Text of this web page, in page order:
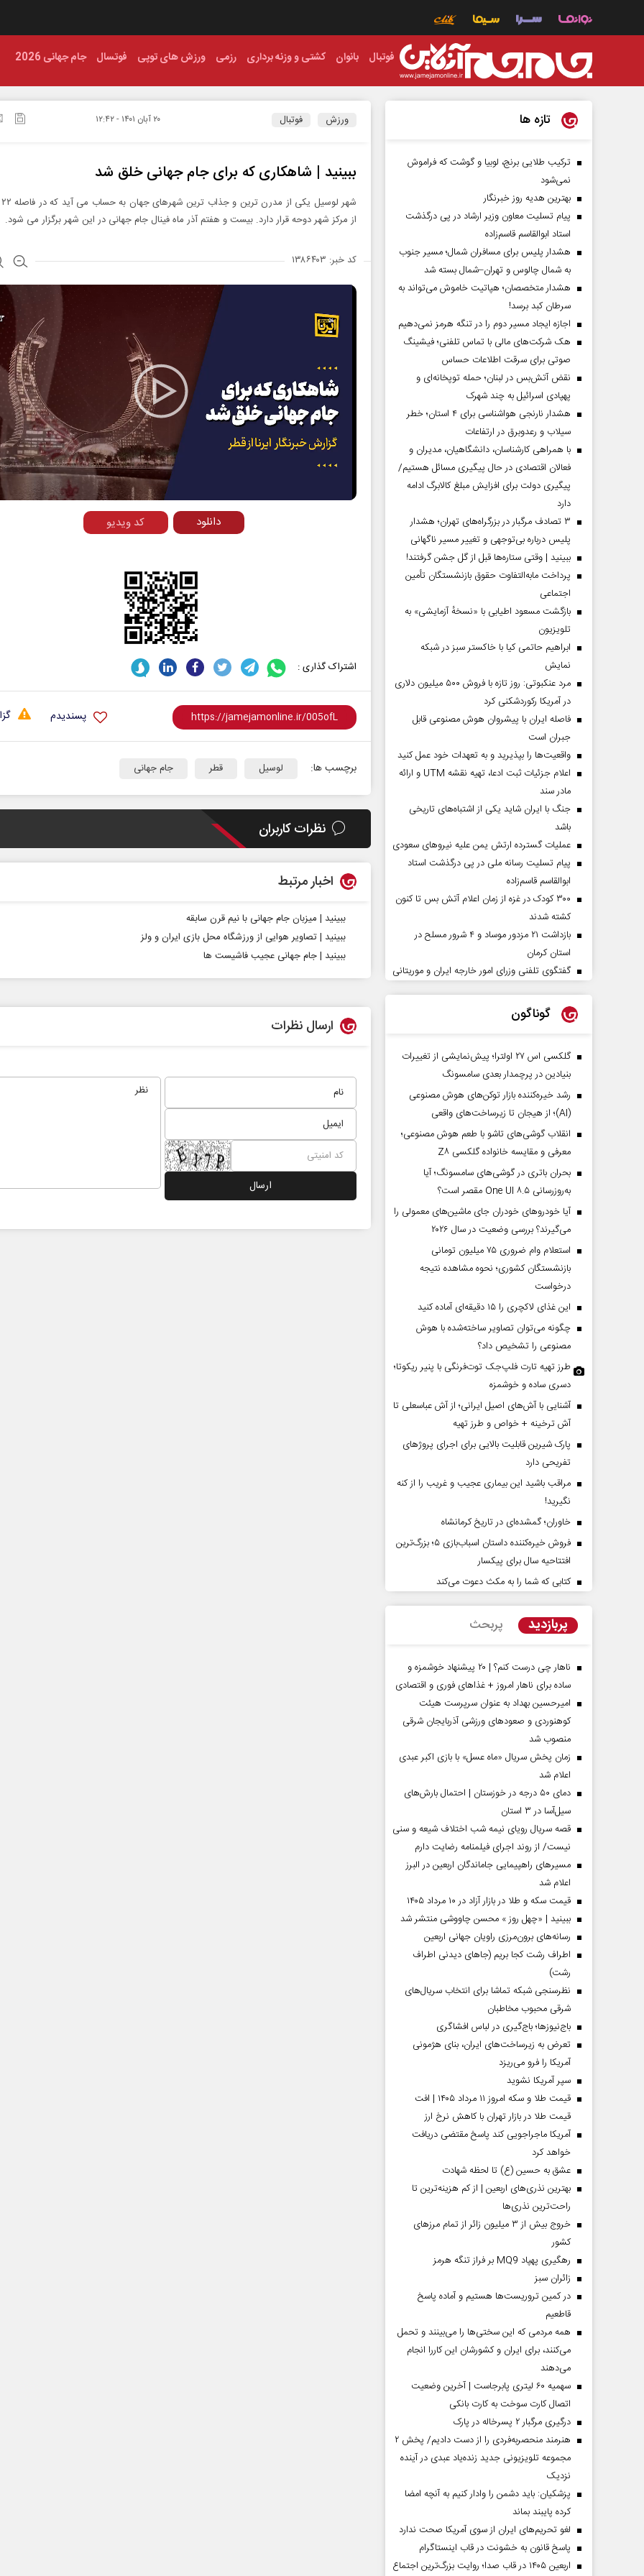
فوتبال بانوان کشتی و وزنه برداری رزمی ورزش های توپی فوتسال جام جهانی 2026
ورزش فوتبال ۲۰ آبان ۱۴۰۱ - ۱۲:۴۲
ببینید | شاهکاری که برای جام جهانی خلق شد
از مرکز شهر دوحه قرار دارد. بیست و هفتم آذر ماه فینال جام جهانی در این شهر برگزار می شود.
کد خبر: ۱۳۸۶۴۰۳
Play
Video
کد ویدیو دانلود
اشتراک گذاری :
پسندیدم
برچسب ها: لوسیل قطر جام جهانی
نظرات کاربران
اخبار مرتبط
ببینید | میزبان جام جهانی با نیم قرن سابقه
ببینید | تصاویر هوایی از ورزشگاه محل بازی ایران و ولز
ببینید | جام جهانی عجیب فاشیست‌ ها
ارسال نظرات
تازه ها
ترکیب طلایی برنج، لوبیا و گوشت که فراموش
نمی‌شود
بهترین هدیه روز خبرنگار
پیام تسلیت معاون وزیر ارشاد در پی درگذشت
استاد ابوالقاسم قاسم‌زاده
هشدار پلیس برای مسافران شمال؛ مسیر جنوب
به شمال چالوس و تهران–شمال بسته شد
هشدار متخصصان؛ هپاتیت خاموش می‌تواند به
سرطان کبد برسد!
اجازه ایجاد مسیر دوم را در تنگه هرمز نمی‌دهیم
هک شرکت‌های مالی با تماس تلفنی؛ فیشینگ
صوتی برای سرقت اطلاعات حساس
نقض آتش‌بس در لبنان؛ حمله توپخانه‌ای و
پهپادی اسرائیل به چند شهرک
هشدار نارنجی هواشناسی برای ۴ استان؛ خطر
سیلاب و رعدوبرق در ارتفاعات
با همراهی کارشناسان، دانشگاهیان، مدیران و
فعالان اقتصادی در حال پیگیری مسائل هستیم/
پیگیری دولت برای افزایش مبلغ کالابرگ ادامه
دارد
۳ تصادف مرگبار در بزرگراه‌های تهران؛ هشدار
پلیس درباره بی‌توجهی و تغییر مسیر ناگهانی
ببینید | وقتی ستاره‌ها قبل از گل جشن گرفتند!
پرداخت مابه‌التفاوت حقوق بازنشستگان تأمین
اجتماعی
بازگشت مسعود اطیابی با «نسخهٔ آزمایشی» به
تلویزیون
ابراهیم حاتمی کیا با خاکستر سبز در شبکه
نمایش
مرد عنکبوتی: روز تازه با فروش ۵۰۰ میلیون دلاری
در آمریکا رکوردشکنی کرد
فاصله ایران با پیشرو‌ان هوش مصنوعی قابل
جبران است
واقعیت‌ها را بپذیرید و به تعهدات خود عمل کنید
اعلام جزئیات ثبت ادعا، تهیه نقشه UTM و ارائه
مادر سند
جنگ با ایران شاید یکی از اشتباه‌های تاریخی
باشد
عملیات گسترده ارتش یمن علیه نیروهای سعودی
پیام تسلیت رسانه ملی در پی درگذشت استاد
ابوالقاسم قاسم‌زاده
۳۰۰ کودک در غزه از زمان اعلام آتش بس تا کنون
کشته شدند
بازداشت ۲۱ مزدور موساد و ۴ شرور مسلح در
استان کرمان
گفتگوی تلفنی وزرای امور خارجه ایران و موریتانی
گوناگون
گلکسی اس ۲۷ اولترا؛ پیش‌نمایشی از تغییرات
بنیادین در پرچمدار بعدی سامسونگ
رشد خیره‌کننده بازار توکن‌های هوش مصنوعی
(AI)؛ از هیجان تا زیرساخت‌های واقعی
انقلاب گوشی‌های تاشو‌ با طعم هوش مصنوعی؛
معرفی و مقایسه خانواده گلکسی Z۸
بحران باتری در گوشی‌های سامسونگ؛ آیا
به‌روزرسانی One UI ۸.۵ مقصر است؟
آیا خودروهای خودران جای ماشین‌های معمولی را
می‌گیرند؟ بررسی وضعیت در سال ۲۰۲۶
استعلام وام ضروری ۷۵ میلیون تومانی
بازنشستگان کشوری؛ نحوه مشاهده نتیجه
درخواست
این غذای لاکچری را ۱۵ دقیقه‌ای آماده کنید
چگونه می‌توان تصاویر ساخته‌شده با هوش
مصنوعی را تشخیص داد؟
طرز تهیه تارت فلپ‌جک توت‌فرنگی با پنیر ریکوتا؛
دسری ساده و خوشمزه
آشنایی با آش‌های اصیل ایرانی؛ از آش عباسعلی تا
آش ترخینه + خواص و طرز تهیه
پارک شیرین قابلیت‌ بالایی برای اجرای پروژهای
تفریحی دارد
مراقب باشید این بیماری عجیب و غریب را از کنه
نگیرید!
خاوران؛ گمشده‌ای در تاریخ کرمانشاه
فروش خیره‌کننده داستان اسباب‌بازی ۵؛ بزرگ‌ترین
افتتاحیه سال برای پیکسار
کتابی که شما را به مکث دعوت می‌کند
پربازدید پربحث
ناهار چی درست کنم؟ | ۲۰ پیشنهاد خوشمزه و
ساده برای ناهار امروز + غذاهای فوری و اقتصادی
امیرحسین بهداد به عنوان سرپرست هیئت
کوهنوردی و صعودهای ورزشی آذربایجان شرقی
منصوب شد
زمان پخش سریال «ماه عسل» با بازی اکبر عبدی
اعلام شد
دمای ۵۰ درجه در خوزستان | احتمال بارش‌های
سیل‌آسا در ۳ استان
قصه سریال رویای نیمه شب اختلاف شیعه و سنی
نیست/ از روند اجرای فیلمنامه رضایت دارم
مسیر‌های راهپیمایی جاماندگان اربعین در البرز
اعلام شد
قیمت سکه و طلا در بازار آزاد در ۱۰ مرداد ۱۴۰۵
ببینید | «چهل روز » محسن چاووشی منتشر شد
رسانه‌های برون‌مرزی راویان جهانی اربعین
اطراف رشت کجا بریم (جاهای دیدنی اطراف
رشت)
نظرسنجی شبکه تماشا برای انتخاب سریال‌های
شرقی محبوب مخاطبان
باج‌نیوزها؛ باج‌گیری در لباس افشاگری
تعرض به زیرساخت‌های ایران، بنای هژمونی
آمریکا را فرو می‌ریزد
سپر آمریکا نشوید
قیمت طلا و سکه امروز ۱۱ مرداد ۱۴۰۵ | افت
قیمت طلا در بازار تهران با کاهش نرخ ارز
آمریکا ماجراجویی کند پاسخ مقتضی دریافت
خواهد کرد
عشق به حسین (ع) تا لحظه شهادت
بهترین نذری‌های اربعین | از کم هزینه‌ترین تا
راحت‌ترین نذری‌ها
خروج بیش از ۳ میلیون زائر از تمام مرز‌های
کشور
رهگیری پهپاد MQ9 بر فراز تنگه هرمز
‌زائران سبز
در کمین تروریست‌ها هستیم و آماده پاسخ
قاطعیم
همه مردمی که این سختی‌ها را می‌بینند و تحمل
می‌کنند، برای ایران و کشورشان این کاررا انجام
می‌دهند
سهمیه ۶۰ لیتری پابرجاست | آخرین وضعیت
اتصال کارت سوخت به کارت بانکی
درگیری مرگبار ۲ پسرخاله در پارک
هنرمند منحصر‌به‌فردی را از دست دادیم/ پخش ۲
مجموعه تلویزیونی جدید زنده‌یاد عبدی در آینده
نزدیک
پزشکیان: باید دشمن را وادار کنیم به آنچه امضا
کرده پایبند بماند
لغو تحریم‌های ایران از سوی آمریکا صحت ندارد
پاسخ قانون به خشونت در قاب اینستاگرام
اربعین ۱۴۰۵ در قاب صدا؛ روایت بزرگ‌ترین اجتماع
پشت‌پرده تهدیدات کوتاه‏‌مدت و
ادعا‌های خلاف واقع آمریکا
- تحلیلگر مسائل سیاسی
اربعین نماد مقاومت در برابر
استکبار‌
رحمت‌الله نوروزی - عضو کمیسیون اجتماعی
صفحات نخست روزنامه ها‌ی‌سه‌شنبه ۶ مردادماه